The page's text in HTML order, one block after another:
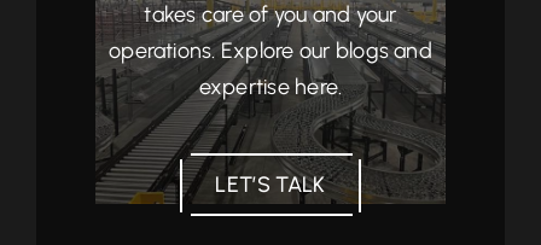
takes care of you and your
operations. Explore our blogs and
expertise here.
LET’S TALK